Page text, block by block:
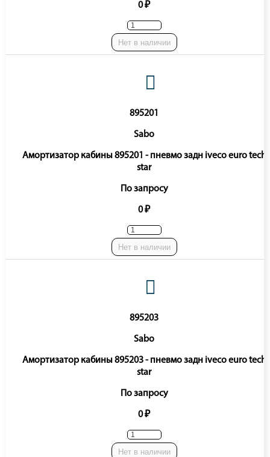
0 ₽
Нет в наличии
895201
Sabo
Амортизатор кабины 895201 - пневмо задн iveco euro tech
star
По запросу
0 ₽
Нет в наличии
895203
Sabo
Амортизатор кабины 895203 - пневмо задн iveco euro tech
star
По запросу
0 ₽
Нет в наличии